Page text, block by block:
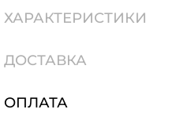
ХАРАКТЕРИСТИКИ
ДОСТАВКА
ОПЛАТА